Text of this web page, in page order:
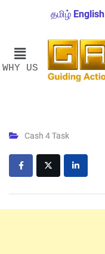
தமிழ் English
WHY US
Cash 4 Task